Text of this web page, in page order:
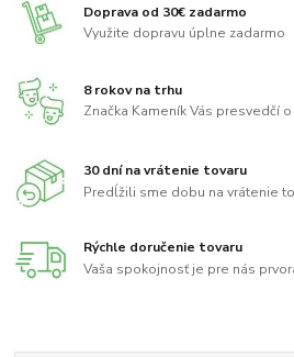
Doprava od 30€ zadarmo
Využite dopravu úplne zadarmo
8 rokov na trhu
Značka Kameník Vás presvedčí
30 dní na vrátenie tovaru
Predĺžili sme dobu na vrátenie
Rýchle doručenie tovaru
Vaša spokojnosť je pre nás